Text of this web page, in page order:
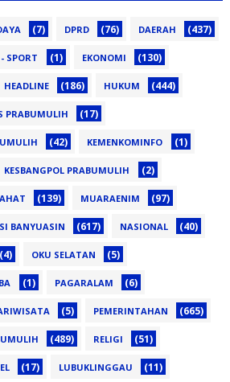
(7) DPRD (76) DAERAH (437)
- SPORT (1) EKONOMI (130)
HEADLINE (186) HUKUM (444)
PRABUMULIH (17)
(42) KEMENKOMINFO (1)
KESBANGPOL PRABUMULIH (2)
(139) MUARAENIM (97)
BANYUASIN (617) NASIONAL (40)
(4) OKU SELATAN (5)
(1) PAGARALAM (6)
(5) PEMERINTAHAN (665)
(489) RELIGI (51)
(17) LUBUKLINGGAU (11)